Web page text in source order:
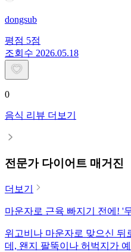
dongsub
평점 5점
조회수 2026.05.18
0
음식 리뷰 더보기
전문가 다이어트 매거진
더보기
마운자로 근육 빠지기 전에! '
위고비나 마운자로 맞으신 뒤
데, 왠지 팔뚝이나 허벅지가